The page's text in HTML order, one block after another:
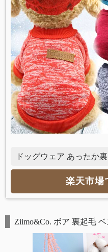
ドッグウェア あったか
楽天市場
Ziimo&Co. ボア 裏起毛 ベ